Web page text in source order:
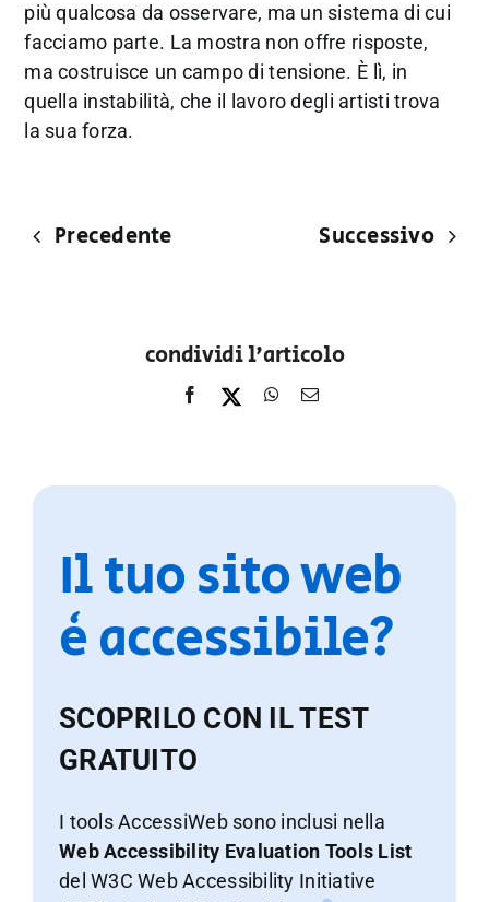
più qualcosa da osservare, ma un sistema di cui
facciamo parte. La mostra non offre risposte,
ma costruisce un campo di tensione. È lì, in
quella instabilità, che il lavoro degli artisti trova
la sua forza.
Precedente Successivo
condividi l'articolo
Il tuo sito web
è accessibile?
SCOPRILO CON IL TEST
GRATUITO
I tools AccessiWeb sono inclusi nella
Web Accessibility Evaluation Tools List
del W3C Web Accessibility Initiative